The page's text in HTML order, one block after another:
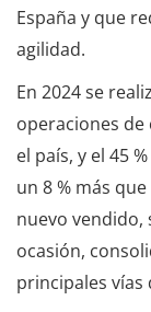
España y que
agilidad.
En 2024 se
operaciones
el país, y el 45
un 8 % más
nuevo vendido,
ocasión,
principales vías